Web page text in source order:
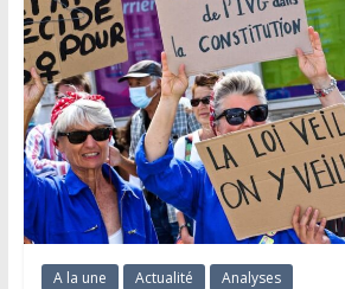
A la une Actualité Analyses